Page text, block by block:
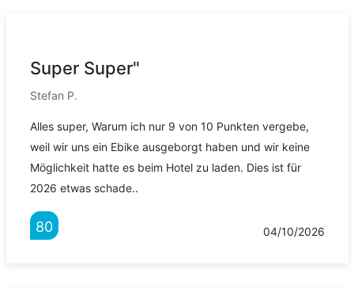
Super Super"
Stefan P.
Alles super, Warum ich nur 9 von 10 Punkten vergebe,
weil wir uns ein Ebike ausgeborgt haben und wir keine
Möglichkeit hatte es beim Hotel zu laden. Dies ist für
2026 etwas schade..
80 04/10/2026